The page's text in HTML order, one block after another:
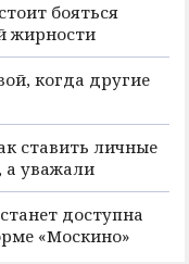
бояться
жирности
когда другие
ставить личные
а уважали
доступна
«Москино»